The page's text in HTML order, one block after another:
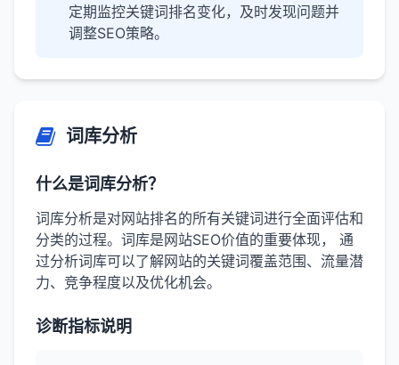
定期监控关键词排名变化，及时发现问题并
调整SEO策略。
词库分析
什么是词库分析？
词库分析是对网站排名的所有关键词进行全面评估和
分类的过程。词库是网站SEO价值的重要体现， 通
过分析词库可以了解网站的关键词覆盖范围、流量潜
力、竞争程度以及优化机会。
诊断指标说明